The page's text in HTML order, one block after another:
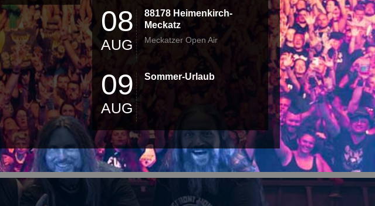
08
AUG
88178 Heimenkirch-
Meckatz
Meckatzer Open Air
09
AUG
Sommer-Urlaub